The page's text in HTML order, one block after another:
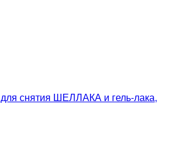
снятия ШЕЛЛАКА и гель-лака,